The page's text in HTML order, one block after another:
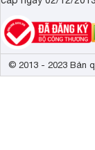
© 2013 - 2023 Bản